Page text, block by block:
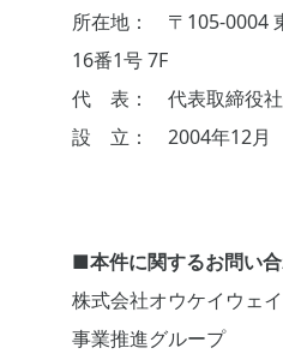
所在地： 〒105-0004
16番1号 7F
代 表： 代表取締役社
設 立： 2004年12月
■本件に関するお問い
株式会社オウケイウェ
事業推進グループ